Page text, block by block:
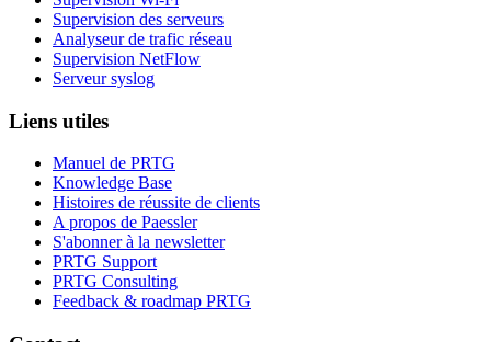
Supervision des serveurs
Analyseur de trafic réseau
Supervision NetFlow
Serveur syslog
Liens utiles
Manuel de PRTG
Knowledge Base
Histoires de réussite de clients
A propos de Paessler
S'abonner à la newsletter
PRTG Support
PRTG Consulting
Feedback & roadmap PRTG